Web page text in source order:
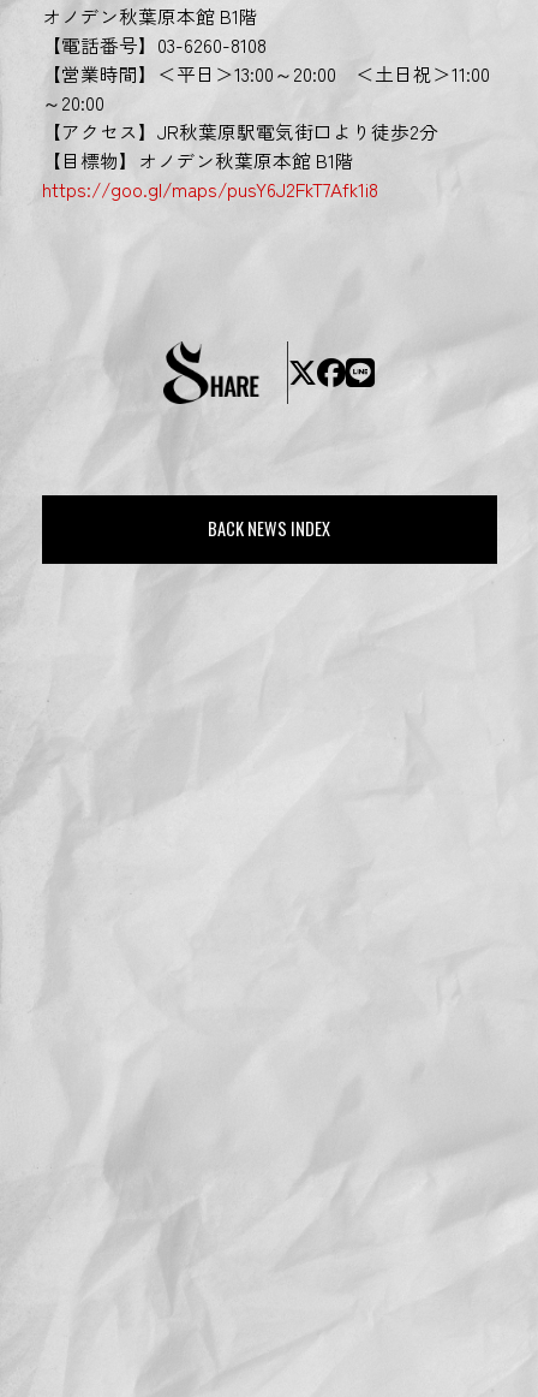
オノデン秋葉原本館 B1階
【電話番号】03-6260-8108
【営業時間】＜平日＞13:00～20:00 ＜土日祝＞11:00
～20:00
【アクセス】JR秋葉原駅電気街口より徒歩2分
【目標物】オノデン秋葉原本館 B1階
https://goo.gl/maps/pusY6J2FkT7Afk1i8
BACK NEWS INDEX